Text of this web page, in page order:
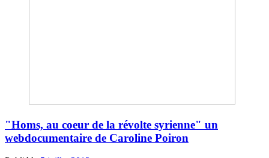
"Homs, au coeur de la révolte syrienne" un
webdocumentaire de Caroline Poiron